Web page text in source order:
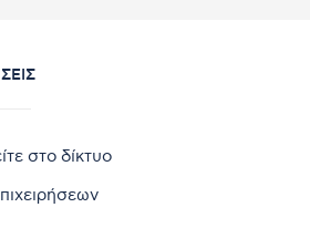
στο δίκτυο